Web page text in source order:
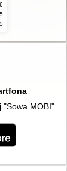
6
5
5
MOBI".